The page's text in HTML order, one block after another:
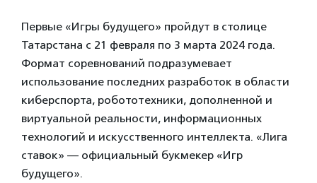
Первые «Игры будущего» пройдут в столице
Татарстана с 21 февраля по 3 марта 2024 года.
Формат соревнований подразумевает
использование последних разработок в области
киберспорта, робототехники, дополненной и
виртуальной реальности, информационных
технологий и искусственного интеллекта. «Лига
ставок» — официальный букмекер «Игр
будущего».